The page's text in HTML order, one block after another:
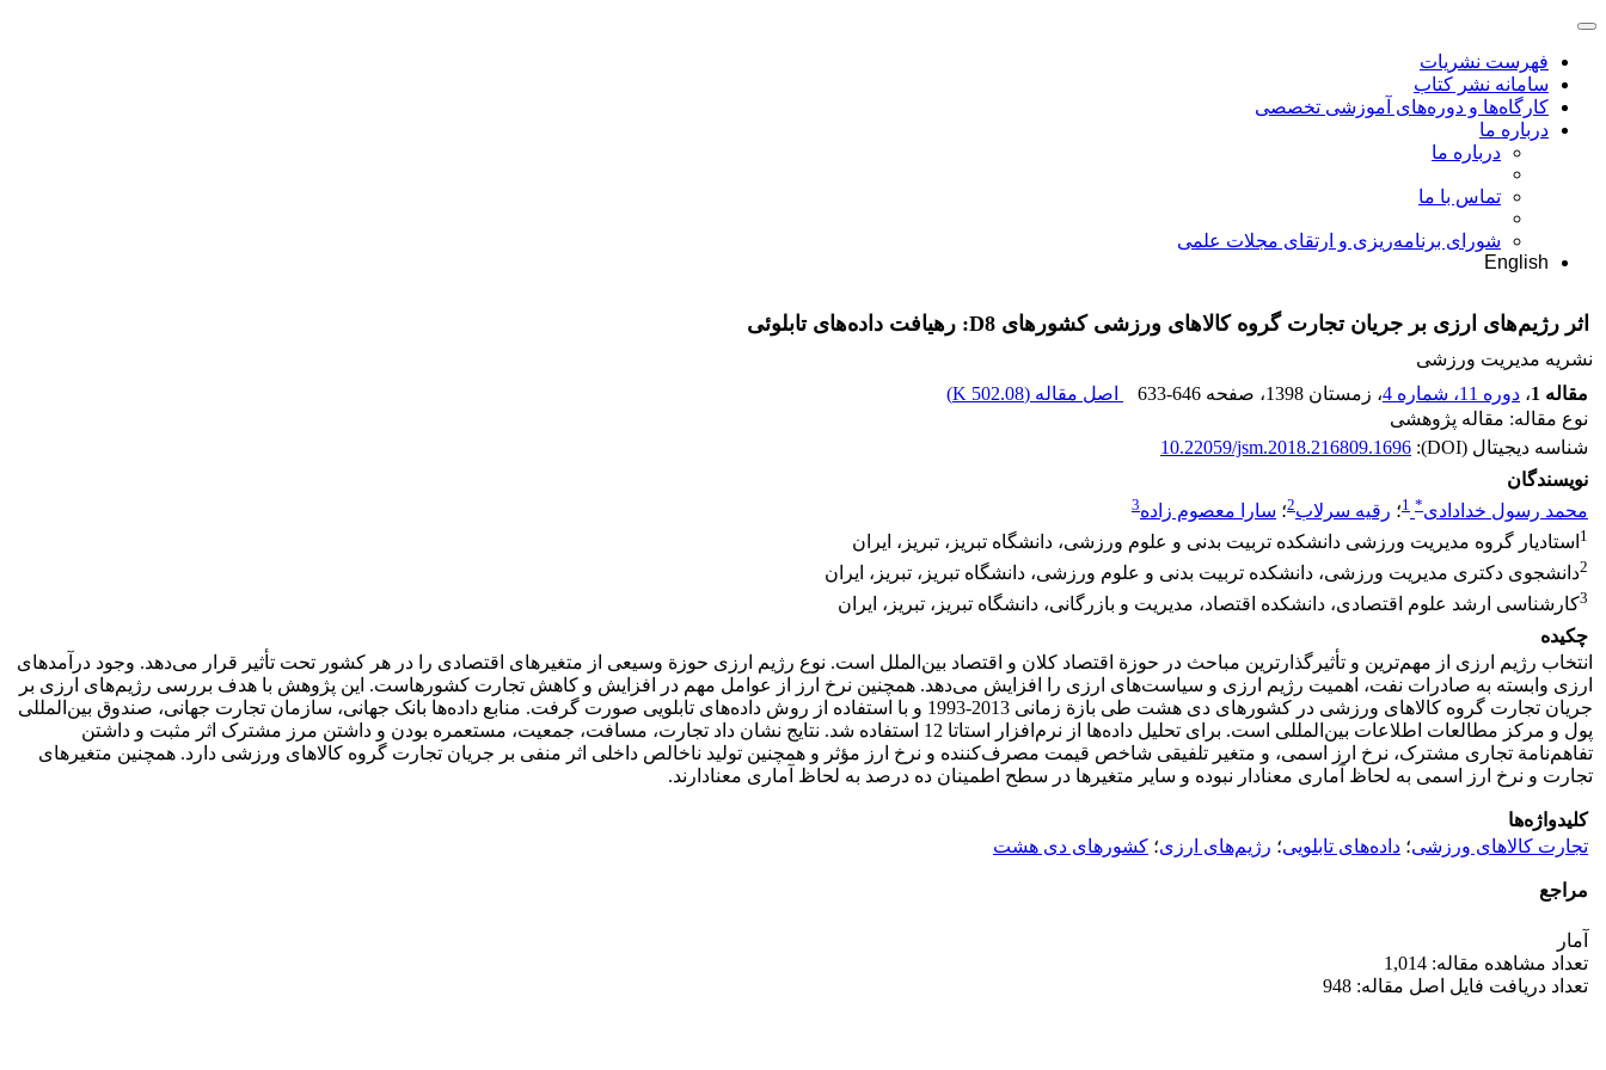
فهرست نشریات
سامانه نشر کتاب
کارگاه‌ها و دوره‌های آموزشی تخصصی
درباره ما
درباره ما
تماس با ما
شورای برنامه‌ریزی و ارتقای مجلات علمی
English
اثر رژیم‌های ارزی بر جریان تجارت گروه کالاهای ورزشی کشورهای D8: رهیافت داده‌های تابلوئی
نشریه مدیریت ورزشی
مقاله 1
، دوره 11، شماره 4 ، زمستان 1398 ، صفحه 633-646 اصل مقاله (502.08 K
)
نوع مقاله: مقاله پژوهشی
شناسه دیجیتال (DOI):
10.22059/jsm.2018.216809.1696
نویسندگان
محمد رسول خدادادی*
1؛ رقیه سرلاب2؛ سارا معصوم زاده3
1 استادیار گروه مدیریت ورزشی دانشکده تربیت بدنی و علوم ورزشی، دانشگاه تبریز، تبریز، ایران
2دانشجوی دکتری مدیریت ورزشی، دانشکده تربیت بدنی و علوم ورزشی، دانشگاه تبریز، تبریز، ایران
3کارشناسی ارشد علوم اقتصادی، دانشکده اقتصاد، مدیریت و بازرگانی، دانشگاه تبریز، تبریز، ایران
چکیده
انتخاب رژیم ارزی از مهم‌ترین و تأثیرگذارترین مباحث در حوزة اقتصاد کلان و اقتصاد بین‌الملل است. نوع رژیم ارزی حوزة وسیعی از متغیرهای اقتصادی را در هر کشور تحت تأثیر قرار می‌دهد. وجود درآمدهای
ارزی وابسته به صادرات نفت، اهمیت رژیم ارزی و سیاست‌های ارزی را افزایش می‌دهد. همچنین نرخ ارز از عوامل مهم در افزایش و کاهش تجارت کشورهاست. این پژوهش با هدف بررسی رژیم‌های ارزی بر
جریان تجارت گروه کالاهای ورزشی در کشورهای دی هشت طی بازة زمانی 2013-1993 و با استفاده از روش داده‌های تابلویی صورت گرفت. منابع داده‌ها بانک جهانی، سازمان تجارت جهانی، صندوق بین‌المللی
پول و مرکز مطالعات اطلاعات بین‌المللی است. برای تحلیل داده‌ها از نرم‌افزار استاتا 12 استفاده شد. نتایج نشان داد تجارت، مسافت، جمعیت، مستعمره بودن و داشتن مرز مشترک اثر مثبت و داشتن
تفاهم‌نامة تجاری مشترک، نرخ ارز اسمی، و متغیر تلفیقی شاخص قیمت مصرف‌کننده و نرخ ارز مؤثر و همچنین تولید ناخالص داخلی اثر منفی بر جریان تجارت گروه کالاهای ورزشی دارد. همچنین متغیرهای
تجارت و نرخ ارز اسمی به لحاظ آماری معنادار نبوده و سایر متغیرها در سطح اطمینان ده درصد به لحاظ آماری معنا‌دارند.
کلیدواژه‌ها
تجارت کالاهای ورزشی؛ داده‌های تابلویی؛ رژیم‌های ارزی؛ کشورهای دی هشت
مراجع
آمار
تعداد مشاهده مقاله: 1,014
تعداد دریافت فایل اصل مقاله: 948